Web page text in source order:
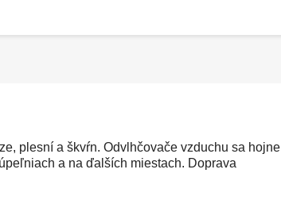
plesní a škvŕn. Odvlhčovače vzduchu sa hojne
a na ďalších miestach. Doprava